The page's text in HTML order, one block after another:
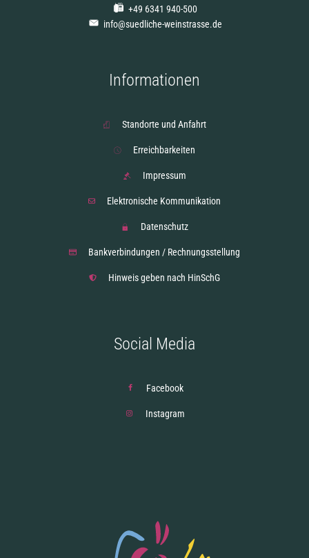
+49 6341 940-500
info@suedliche-weinstrasse.de
Informationen
Standorte und Anfahrt
Erreichbarkeiten
Impressum
Elektronische Kommunikation
Datenschutz
Bankverbindungen / Rechnungsstellung
Hinweis geben nach HinSchG
Social Media
Facebook
Instagram